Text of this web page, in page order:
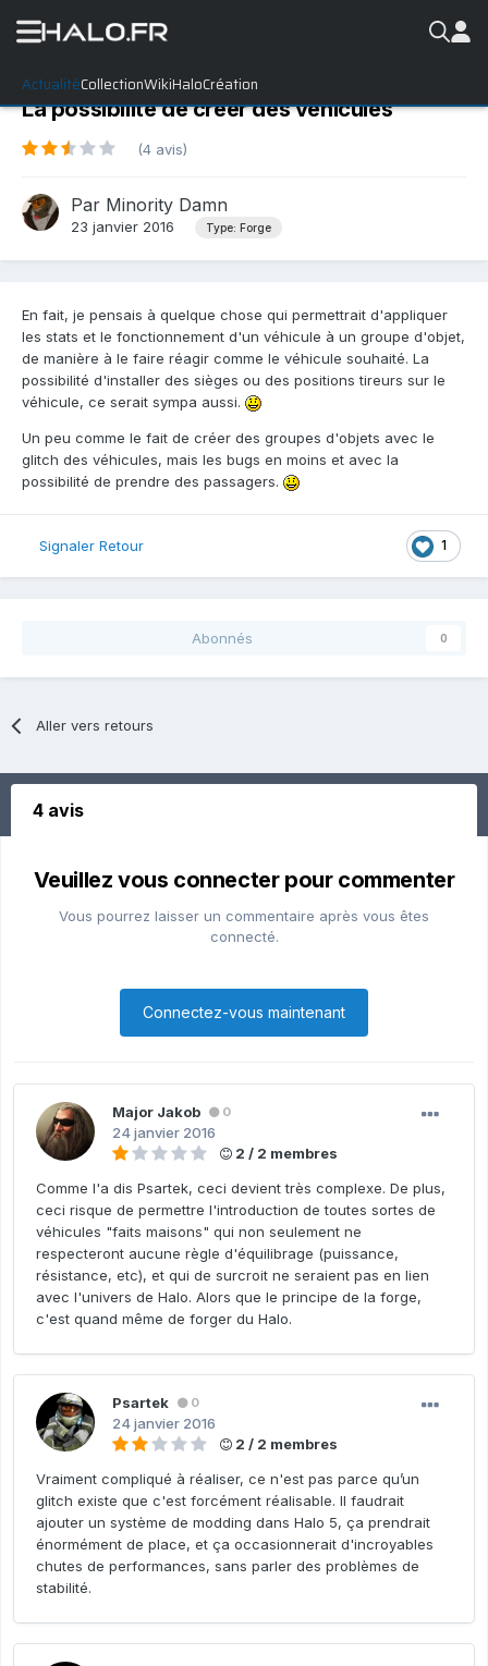
ActualitéCollectionWikiHaloCréation
La possibilité de créer des véhicules
(4 avis)
Par Minority Damn
23 janvier 2016 Type: Forge
En fait, je pensais à quelque chose qui permettrait d'appliquer
les stats et le fonctionnement d'un véhicule à un groupe d'objet,
de manière à le faire réagir comme le véhicule souhaité. La
possibilité d'installer des sièges ou des positions tireurs sur le
véhicule, ce serait sympa aussi.
Un peu comme le fait de créer des groupes d'objets avec le
glitch des véhicules, mais les bugs en moins et avec la
possibilité de prendre des passagers.
1
Signaler Retour
Abonnés 0
Aller vers retours
4 avis
Veuillez vous connecter pour commenter
Vous pourrez laisser un commentaire après vous êtes
connecté.
Connectez-vous maintenant
Major Jakob 0
24 janvier 2016
2 / 2 membres
Comme l'a dis Psartek, ceci devient très complexe. De plus,
ceci risque de permettre l'introduction de toutes sortes de
véhicules "faits maisons" qui non seulement ne
respecteront aucune règle d'équilibrage (puissance,
résistance, etc), et qui de surcroit ne seraient pas en lien
avec l'univers de Halo. Alors que le principe de la forge,
c'est quand même de forger du Halo.
Psartek 0
24 janvier 2016
2 / 2 membres
Vraiment compliqué à réaliser, ce n'est pas parce qu’un
glitch existe que c'est forcément réalisable. Il faudrait
ajouter un système de modding dans Halo 5, ça prendrait
énormément de place, et ça occasionnerait d'incroyables
chutes de performances, sans parler des problèmes de
stabilité.